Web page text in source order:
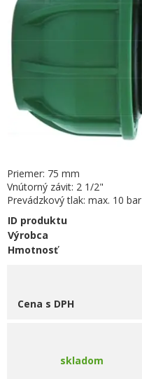
Priemer: 75 mm
Vnútorný závit: 2 1/2"
Prevádzkový tlak: max. 10 bar
ID produktu
Výrobca
Hmotnosť
Cena s DPH
skladom